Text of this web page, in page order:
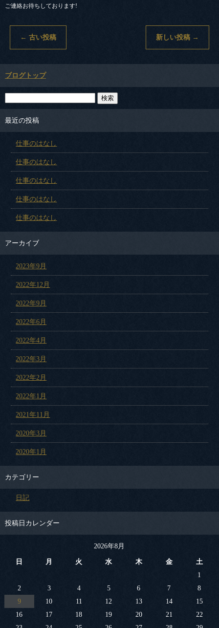
ご連絡お待ちしております!
← 古い投稿 新しい投稿 →
ブログトップ
最近の投稿
仕事のはなし
仕事のはなし
仕事のはなし
仕事のはなし
仕事のはなし
アーカイブ
2023年9月
2022年12月
2022年9月
2022年6月
2022年4月
2022年3月
2022年2月
2022年1月
2021年11月
2020年3月
2020年1月
カテゴリー
日記
投稿日カレンダー
2026年8月
日 月 火 水 木 金
土
1
2
3 4 5 6 7
8
9
10 11 12 13 14
15
16
17 18 19 20 21
22